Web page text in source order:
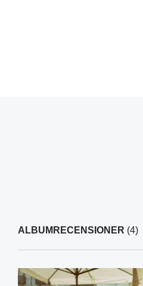
ALBUMRECENSIONER (4)